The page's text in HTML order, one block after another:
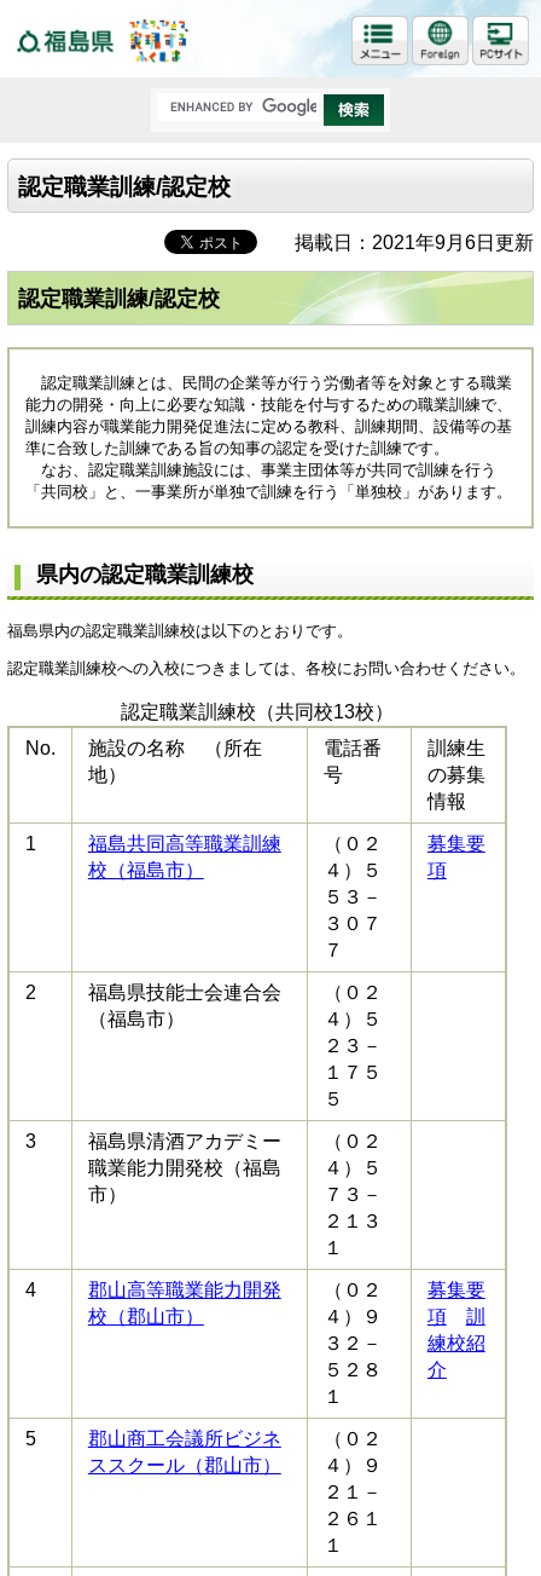
認定職業訓練/認定校
掲載日：2021年9月6日更新
認定職業訓練/認定校
認定職業訓練とは、民間の企業等が行う労働者等を対象とする職業
能力の開発・向上に必要な知識・技能を付与するための職業訓練で、
訓練内容が職業能力開発促進法に定める教科、訓練期間、設備等の基
準に合致した訓練である旨の知事の認定を受けた訓練です。
なお、認定職業訓練施設には、事業主団体等が共同で訓練を行う
「共同校」と、一事業所が単独で訓練を行う「単独校」があります。
県内の認定職業訓練校
福島県内の認定職業訓練校は以下のとおりです。
認定職業訓練校への入校につきましては、各校にお問い合わせください。
認定職業訓練校（共同校13校）
No.
施設の名称 （所在
地）
電話番
号
訓練生
の募集
情報
1
福島共同高等職業訓練
校（福島市）
（０２
４）５
５３－
３０７
７
募集要
項
2
福島県技能士会連合会
（福島市）
（０２
４）５
２３－
１７５
５
3
福島県清酒アカデミー
職業能力開発校（福島
市）
（０２
４）５
７３－
２１３
１
4
郡山高等職業能力開発
校（郡山市）
（０２
４）９
３２－
５２８
１
募集要
項
訓
練校紹
介
5
郡山商工会議所ビジネ
ススクール（郡山市）
（０２
４）９
２１－
２６１
１